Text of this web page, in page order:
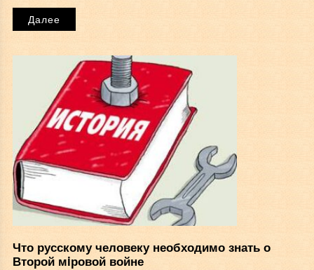
Далее
Что русскому человеку необходимо знать о
Второй мiровой войне